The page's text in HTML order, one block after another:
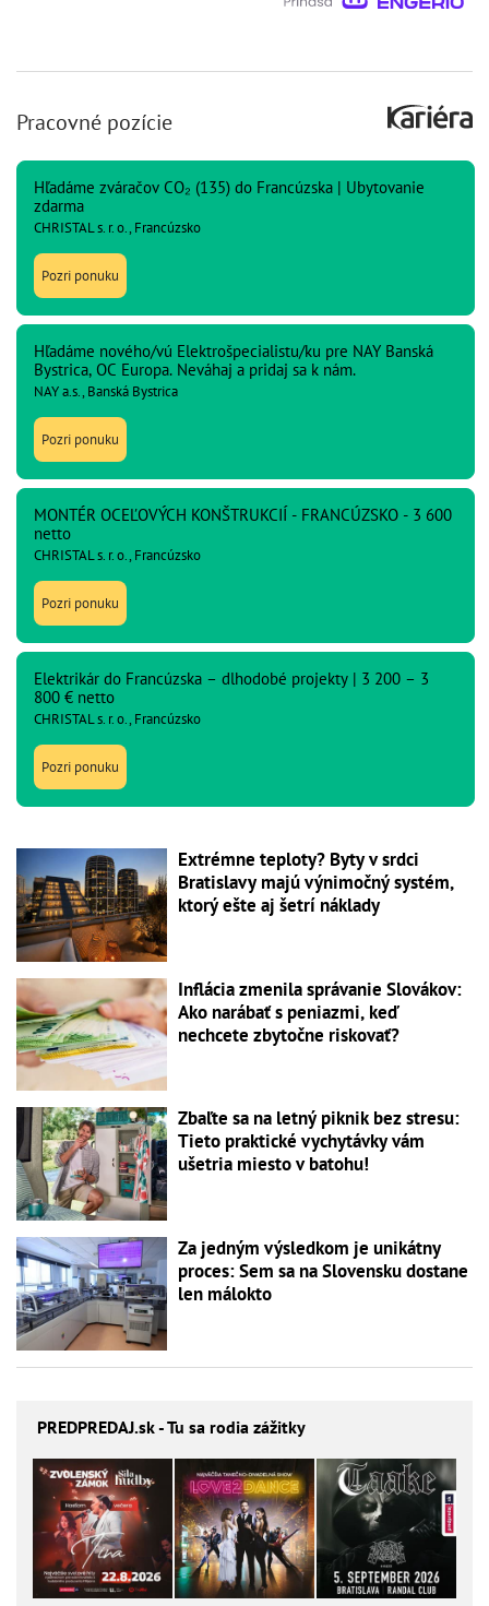
Pracovné pozície
Hľadáme zváračov CO₂ (135) do Francúzska | Ubytovanie
zdarma
CHRISTAL s. r. o., Francúzsko
Pozri ponuku
Hľadáme nového/vú Elektrošpecialistu/ku pre NAY Banská
Bystrica, OC Europa. Neváhaj a pridaj sa k nám.
NAY a.s., Banská Bystrica
Pozri ponuku
MONTÉR OCEĽOVÝCH KONŠTRUKCIÍ - FRANCÚZSKO - 3 600
netto
CHRISTAL s. r. o., Francúzsko
Pozri ponuku
Elektrikár do Francúzska – dlhodobé projekty | 3 200 – 3
800 € netto
CHRISTAL s. r. o., Francúzsko
Pozri ponuku
Extrémne teploty? Byty v srdci
Bratislavy majú výnimočný systém,
ktorý ešte aj šetrí náklady
Inflácia zmenila správanie Slovákov:
Ako narábať s peniazmi, keď
nechcete zbytočne riskovať?
Zbaľte sa na letný piknik bez stresu:
Tieto praktické vychytávky vám
ušetria miesto v batohu!
Za jedným výsledkom je unikátny
proces: Sem sa na Slovensku dostane
len málokto
PREDPREDAJ.sk - Tu sa rodia zážitky